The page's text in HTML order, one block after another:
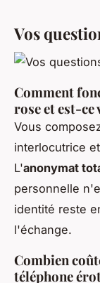
Vos
Comment
rose et est-ce
Vous
interlocutrice
L'anonymat
personnelle
identité reste
l'échange.
Combien
téléphone